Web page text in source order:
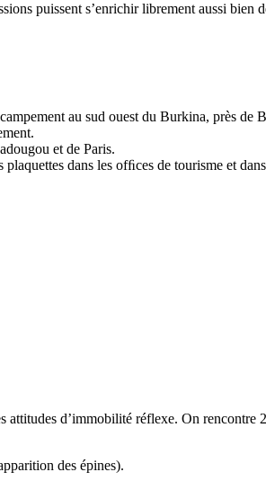
puissent s’enrichir librement aussi bien
au sud ouest du Burkina, près de
et de Paris.
dans les ofﬁces de tourisme et
attitudes d’immobilité réflexe. On rencontre
des épines).